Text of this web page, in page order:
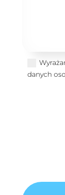
danych